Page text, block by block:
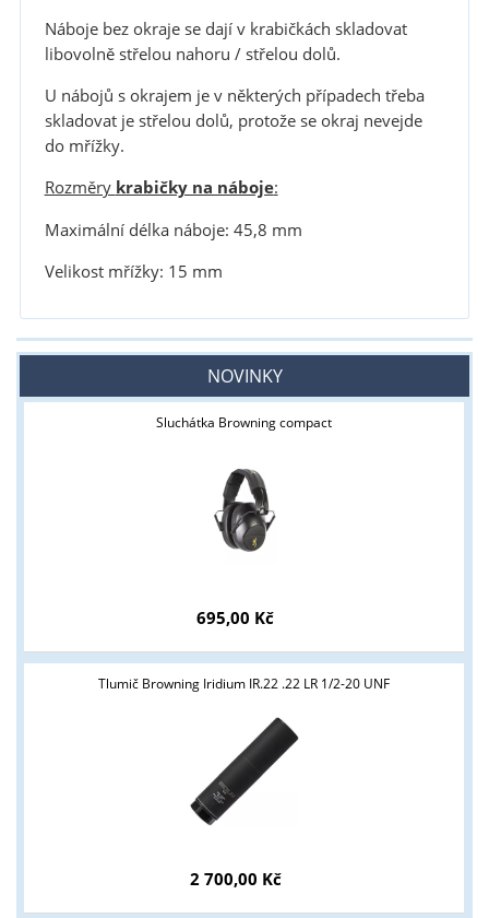
Náboje bez okraje se dají v krabičkách skladovat
libovolně střelou nahoru / střelou dolů.
U nábojů s okrajem je v některých případech třeba
skladovat je střelou dolů, protože se okraj nevejde
do mřížky.
Rozměry krabičky na náboje:
Maximální délka náboje: 45,8 mm
Velikost mřížky: 15 mm
NOVINKY
Sluchátka Browning compact
695,00 Kč
Tlumič Browning Iridium IR.22 .22 LR 1/2-20 UNF
2 700,00 Kč